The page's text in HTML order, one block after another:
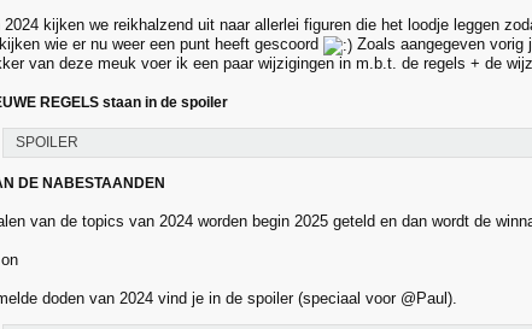
2024 kijken we reikhalzend uit naar allerlei figuren die het loodje leggen
wie er nu weer een punt heeft gescoord
Zoals aangegeven vorig
van deze meuk voer ik een paar wijzigingen in m.b.t. de regels + de
REGELS staan in de spoiler
SPOILER
DE NABESTAANDEN
van de topics van 2024 worden begin 2025 geteld en dan wordt de
doden van 2024 vind je in de spoiler (speciaal voor @Paul).